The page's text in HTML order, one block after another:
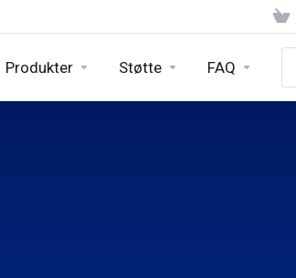
Produkter Støtte FAQ